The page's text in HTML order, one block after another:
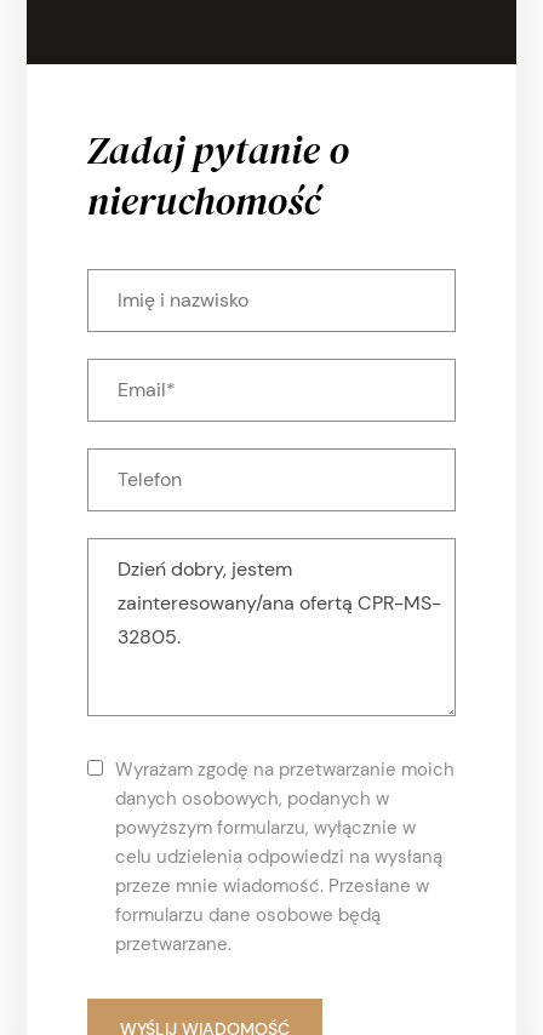
Zadaj pytanie o
nieruchomość
Wyrażam zgodę na przetwarzanie moich
danych osobowych, podanych w
powyższym formularzu, wyłącznie w
celu udzielenia odpowiedzi na wysłaną
przeze mnie wiadomość. Przesłane w
formularzu dane osobowe będą
przetwarzane.